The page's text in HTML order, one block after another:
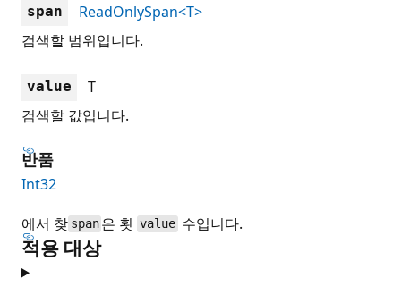
span
ReadOnlySpan<T>
검색할 범위입니다.
value
T
검색할 값입니다.
반품
Int32
에서 찾 span 은 횟value수입니다.
적용 대상